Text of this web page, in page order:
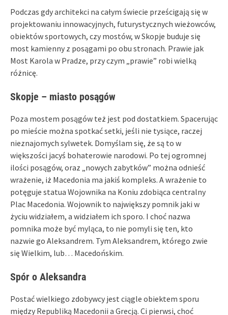
Podczas gdy architekci na całym świecie prześcigają się w
projektowaniu innowacyjnych, futurystycznych wieżowców,
obiektów sportowych, czy mostów, w Skopje buduje się
most kamienny z posągami po obu stronach. Prawie jak
Most Karola w Pradze, przy czym „prawie” robi wielką
różnicę.
Skopje – miasto posągów
Poza mostem posągów też jest pod dostatkiem. Spacerując
po mieście można spotkać setki, jeśli nie tysiące, raczej
nieznajomych sylwetek. Domyślam się, że są to w
większości jacyś bohaterowie narodowi. Po tej ogromnej
ilości posągów, oraz „nowych zabytków” można odnieść
wrażenie, iż Macedonia ma jakiś kompleks. A wrażenie to
potęguje statua Wojownika na Koniu zdobiąca centralny
Plac Macedonia. Wojownik to największy pomnik jaki w
życiu widziałem, a widziałem ich sporo. I choć nazwa
pomnika może być myląca, to nie pomyli się ten, kto
nazwie go Aleksandrem. Tym Aleksandrem, którego zwie
się Wielkim, lub… Macedońskim.
Spór o Aleksandra
Postać wielkiego zdobywcy jest ciągle obiektem sporu
między Republiką Macedonii a Grecją. Ci pierwsi, choć